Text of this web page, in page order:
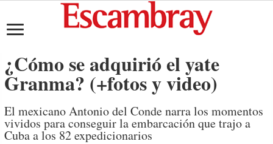
¿Cómo se adquirió el yate
Granma? (+fotos y video)
El mexicano Antonio del Conde narra los momentos
vividos para conseguir la embarcación que trajo a
Cuba a los 82 expedicionarios